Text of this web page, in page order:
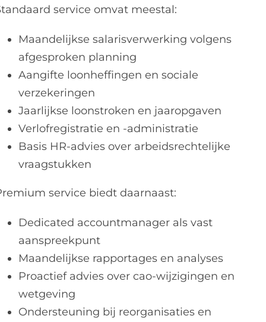
service omvat meestal:
Maandelijkse salarisverwerking volgens
afgesproken planning
Aangifte loonheffingen en sociale
verzekeringen
Jaarlijkse loonstroken en jaaropgaven
Verlofregistratie en -administratie
Basis HR-advies over arbeidsrechtelijke
vraagstukken
service biedt daarnaast:
Dedicated accountmanager als vast
aanspreekpunt
Maandelijkse rapportages en analyses
Proactief advies over cao-wijzigingen en
wetgeving
Ondersteuning bij reorganisaties en